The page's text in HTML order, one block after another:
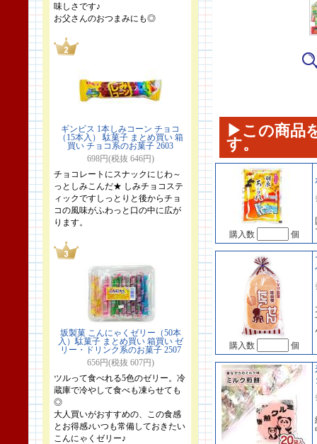
味しさです♪
お父さんのおつまみにも◎
ギンビス 1本しみコーン チョコ
（15本入） 駄菓子 まとめ買い 箱
買い チョコ系のお菓子 2603
698円(税抜 646円)
チョコレートにスナックにじわ～
っとしみこんだ★ しみチョコステ
ィックですしっとりと後からチョ
コの風味がふわっと口の中に広が
ります。
坂製菓 こんにゃくゼリー（50本
入）駄菓子 まとめ買い 箱買い ゼ
リー・ドリンク系のお菓子 2507
656円(税抜 607円)
ツルって食べれる5色のゼリー。冷
蔵庫で冷やして食べも凍らせても
◎
大人買いがおすすめの、この食感
とお得感♪いつも常備しておきたい
こんにゃくゼリー♪
▶この商品
す。
購入数 個
購入数 個